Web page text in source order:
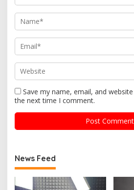
Save my name, email, and
the next time I comment.
News Feed